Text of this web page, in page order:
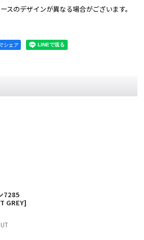
スのデザインが異なる場合がございます。
シェア
7285
GREY]